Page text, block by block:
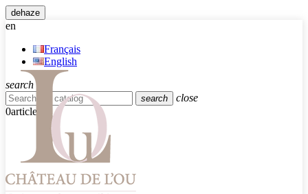
dehaze
en
Français
English
search
search
close
0article